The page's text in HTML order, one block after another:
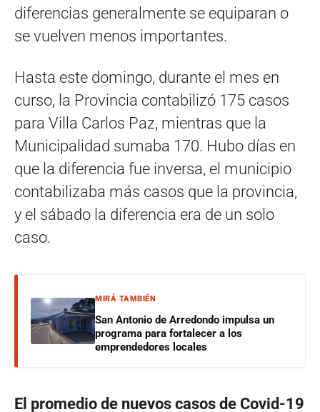
diferencias generalmente se equiparan o
se vuelven menos importantes.
Hasta este domingo, durante el mes en
curso, la Provincia contabilizó 175 casos
para Villa Carlos Paz, mientras que la
Municipalidad sumaba 170. Hubo días en
que la diferencia fue inversa, el municipio
contabilizaba más casos que la provincia,
y el sábado la diferencia era de un solo
caso.
MIRÁ TAMBIÉN
San Antonio de Arredondo impulsa un
programa para fortalecer a los
emprendedores locales
El promedio de nuevos casos de Covid-19